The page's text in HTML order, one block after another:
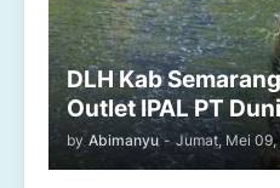
DLH Kab
Outlet IPAL PT
by Abimanyu - Jumat, Mei